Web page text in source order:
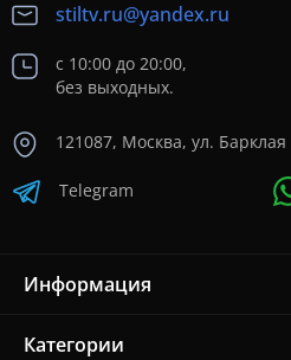
stiltv.ru@yandex.ru
с 10:00 до 20:00,
без выходных.
121087, Москва, ул.
Telegram
Информация
Категории